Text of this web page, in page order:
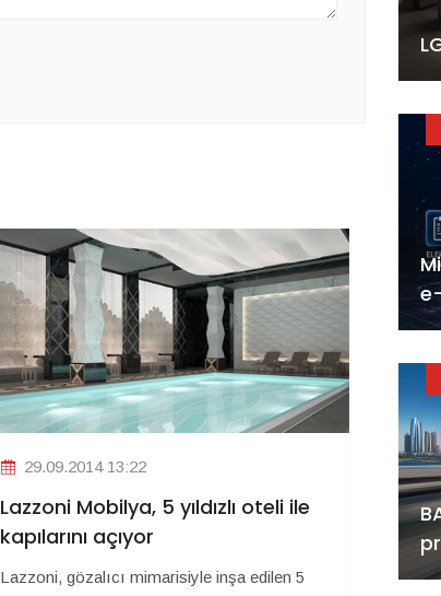
29.09.2014 13:22
Lazzoni Mobilya, 5 yıldızlı oteli ile
kapılarını açıyor
Lazzoni, gözalıcı mimarisiyle inşa edilen 5